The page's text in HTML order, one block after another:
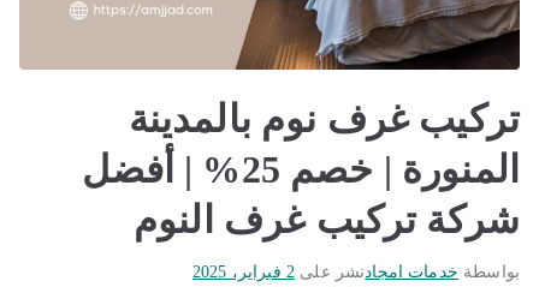
تركيب غرف نوم بالمدينة
المنورة | خصم 25% | أفضل
شركة تركيب غرف النوم
بواسطة خدمات امجادنشر على 2 فبراير، 2025